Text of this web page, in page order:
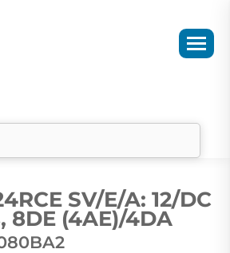
SV/E/A: 12/DC
8DE (4AE)/4DA